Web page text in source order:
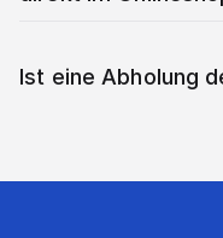
Ist eine Abholung